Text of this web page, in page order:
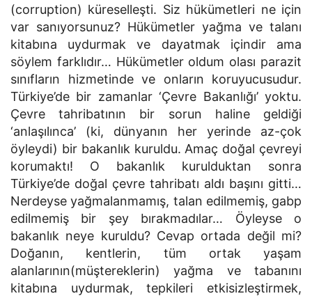
(corruption) küreselleşti. Siz hükümetleri ne için
var sanıyorsunuz? Hükümetler yağma ve talanı
kitabına uydurmak ve dayatmak içindir ama
söylem farklıdır… Hükümetler oldum olası parazit
sınıfların hizmetinde ve onların koruyucusudur.
Türkiye’de bir zamanlar ‘Çevre Bakanlığı’ yoktu.
Çevre tahribatının bir sorun haline geldiği
‘anlaşılınca’ (ki, dünyanın her yerinde az-çok
öyleydi) bir bakanlık kuruldu. Amaç doğal çevreyi
korumaktı! O bakanlık kurulduktan sonra
Türkiye’de doğal çevre tahribatı aldı başını gitti…
Nerdeyse yağmalanmamış, talan edilmemiş, gabp
edilmemiş bir şey bırakmadılar… Öyleyse o
bakanlık neye kuruldu? Cevap ortada değil mi?
Doğanın, kentlerin, tüm ortak yaşam
alanlarının(müştereklerin) yağma ve tabanını
kitabına uydurmak, tepkileri etkisizleştirmek,